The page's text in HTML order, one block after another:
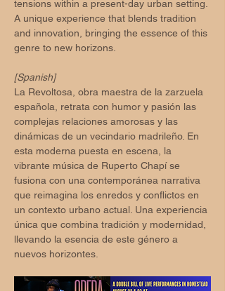
tensions within a present-day urban setting.
A unique experience that blends tradition
and innovation, bringing the essence of this
genre to new horizons.
[Spanish]
La Revoltosa, obra maestra de la zarzuela
española, retrata con humor y pasión las
complejas relaciones amorosas y las
dinámicas de un vecindario madrileño. En
esta moderna puesta en escena, la
vibrante música de Ruperto Chapí se
fusiona con una contemporánea narrativa
que reimagina los enredos y conflictos en
un contexto urbano actual. Una experiencia
única que combina tradición y modernidad,
llevando la esencia de este género a
nuevos horizontes.